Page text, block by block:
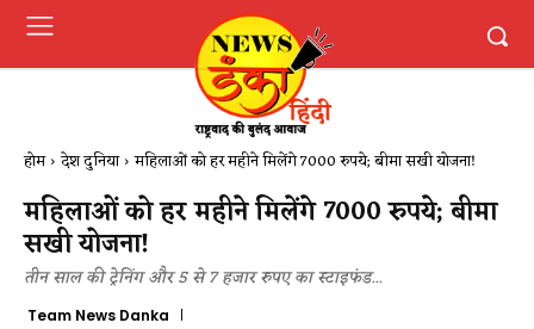
होम देश दुनिया महिलाओं को हर महीने मिलेंगे 7000 रुपये; बीमा सखी योजना!
महिलाओं को हर महीने मिलेंगे 7000 रुपये; बीमा
सखी योजना!
तीन साल की ट्रेनिंग और 5 से 7 हजार रुपए का स्टाइफंड...
Team News Danka